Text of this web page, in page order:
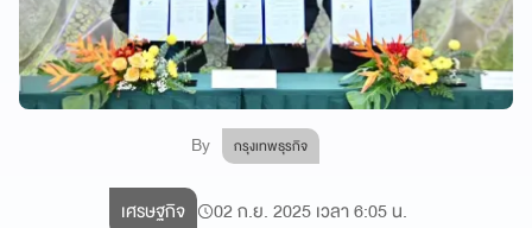
By กรุงเทพธุรกิจ
เศรษฐกิจ 02 ก.ย. 2025 เวลา 6:05 น.